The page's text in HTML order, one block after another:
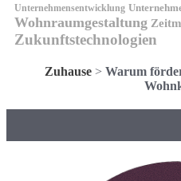
Unternehmensentwicklung
Wohnraumgestaltung
Zukunftstechnologien
Zuhause > Warum